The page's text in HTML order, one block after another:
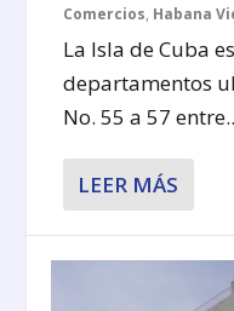
Comercios, Habana
La Isla de Cuba
departamentos
No. 55 a 57
LEER MÁS